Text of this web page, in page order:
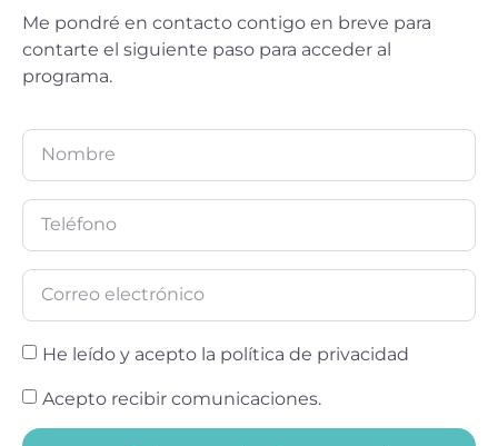
Me pondré en contacto contigo en breve para
contarte el siguiente paso para acceder al
programa.
He leído y acepto la política de privacidad
Acepto recibir comunicaciones.